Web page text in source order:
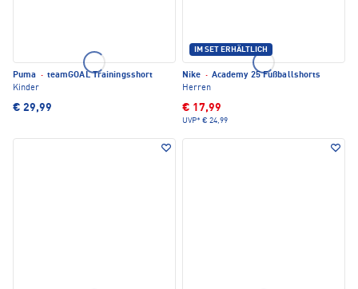
Puma · teamGOAL Trainingsshort
Kinder
€ 29,99
IM SET ERHÄLTLICH
Nike · Academy 25 Fußballshorts
Herren
€ 17,99
UVP* € 24,99